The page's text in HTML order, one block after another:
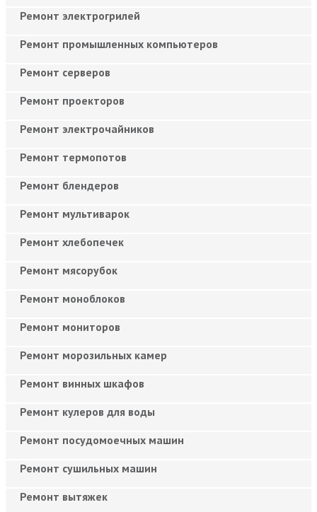
Ремонт электрогрилей
Ремонт промышленных компьютеров
Ремонт серверов
Ремонт проекторов
Ремонт электрочайников
Ремонт термопотов
Ремонт блендеров
Ремонт мультиварок
Ремонт хлебопечек
Ремонт мясорубок
Ремонт моноблоков
Ремонт мониторов
Ремонт морозильных камер
Ремонт винных шкафов
Ремонт кулеров для воды
Ремонт посудомоечных машин
Ремонт сушильных машин
Ремонт вытяжек